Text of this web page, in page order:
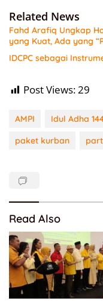
Related News
Fahd Arafiq Ungkap
yang Kuat, Ada yang
IDCPC sebagai
Post Views:29
AMPI Idul Adha
paket kurban
Read Also